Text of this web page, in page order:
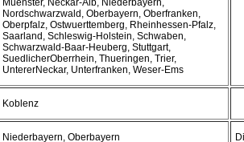
Muenster, Neckar-Alb, Niederbayern,
Nordschwarzwald, Oberbayern, Oberfranken,
Oberpfalz, Ostwuerttemberg, Rheinhessen-Pfalz,
Saarland, Schleswig-Holstein, Schwaben,
Schwarzwald-Baar-Heuberg, Stuttgart,
SuedlicherOberrhein, Thueringen, Trier,
UntererNeckar, Unterfranken, Weser-Ems
Koblenz
Niederbayern, Oberbayern